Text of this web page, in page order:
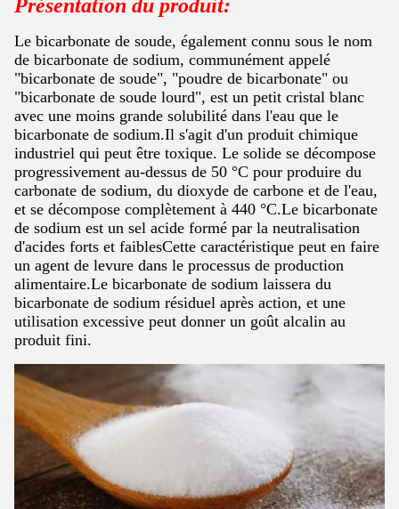
Présentation du produit:
Le bicarbonate de soude, également connu sous le nom
de bicarbonate de sodium, communément appelé
"bicarbonate de soude", "poudre de bicarbonate" ou
"bicarbonate de soude lourd", est un petit cristal blanc
avec une moins grande solubilité dans l'eau que le
bicarbonate de sodium.Il s'agit d'un produit chimique
industriel qui peut être toxique. Le solide se décompose
progressivement au-dessus de 50 °C pour produire du
carbonate de sodium, du dioxyde de carbone et de l'eau,
et se décompose complètement à 440 °C.Le bicarbonate
de sodium est un sel acide formé par la neutralisation
d'acides forts et faiblesCette caractéristique peut en faire
un agent de levure dans le processus de production
alimentaire.Le bicarbonate de sodium laissera du
bicarbonate de sodium résiduel après action, et une
utilisation excessive peut donner un goût alcalin au
produit fini.